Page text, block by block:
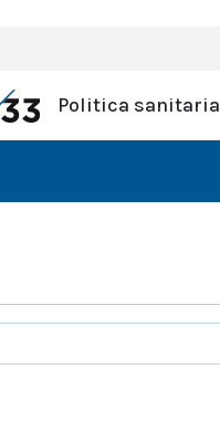
Politica sanitaria